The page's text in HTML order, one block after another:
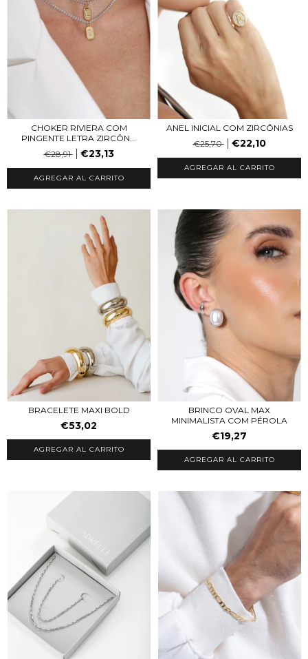
CHOKER RIVIERA COM
PINGENTE LETRA ZIRCÔN...
€28,91
€23,13
AGREGAR AL CARRITO
ANEL INICIAL COM ZIRCÔNIAS
€25,70
€22,10
AGREGAR AL CARRITO
BRACELETE MAXI BOLD
€53,02
AGREGAR AL CARRITO
BRINCO OVAL MAX
MINIMALISTA COM PÉROLA
€19,27
AGREGAR AL CARRITO